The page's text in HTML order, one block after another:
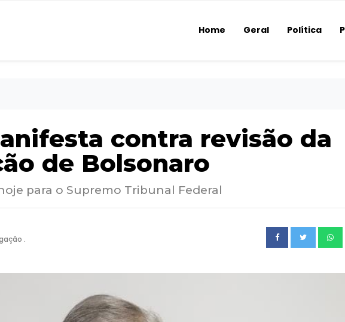
Home Geral Política
contra revisão da
de Bolsonaro
para o Supremo Tribunal Federal
.